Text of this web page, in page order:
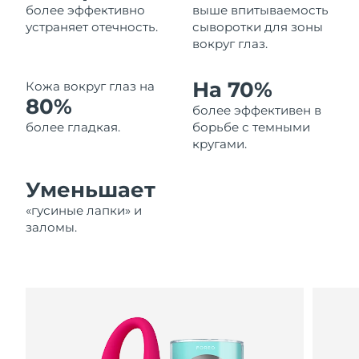
более эффективно
устраняет отечность.
выше впитываемость
сыворотки для зоны
вокруг глаз.
Кожа вокруг глаз на
80%
более гладкая.
На 70%
более эффективен в
борьбе с темными
кругами.
Уменьшает
«гусиные лапки» и
заломы.
Ожидаемая дата доставки
8/9/26
Люксембург
Ожидаемая дата доставки
8/8/26
Малайзия
Ожидаемая дата доставки